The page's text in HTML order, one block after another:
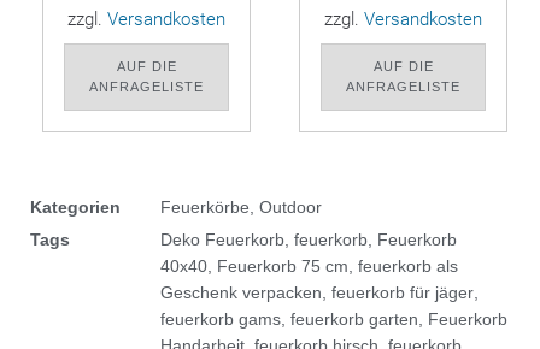
zzgl. Versandkosten
AUF DIE
ANFRAGELISTE
zzgl. Versandkosten
AUF DIE
ANFRAGELISTE
Kategorien Feuerkörbe Outdoor
Tags
Deko Feuerkorb feuerkorb Feuerkorb
40x40 Feuerkorb 75 cm feuerkorb als
Geschenk verpacken feuerkorb für jäger
feuerkorb gams feuerkorb garten
Feuerkorb